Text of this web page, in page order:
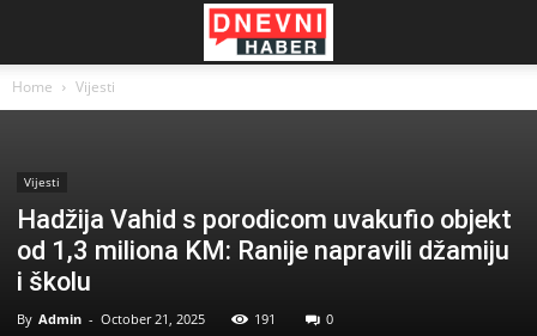
Home Vijesti
Vijesti
Hadžija Vahid s porodicom uvakufio objekt
od 1,3 miliona KM: Ranije napravili džamiju
i školu
By Admin - October 21, 2025 191 0